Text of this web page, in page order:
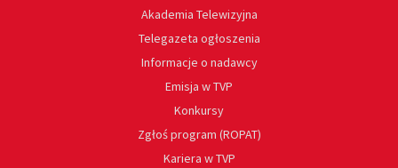
Akademia Telewizyjna
Telegazeta ogłoszenia
Informacje o nadawcy
Emisja w TVP
Konkursy
Zgłoś program (ROPAT)
Kariera w TVP